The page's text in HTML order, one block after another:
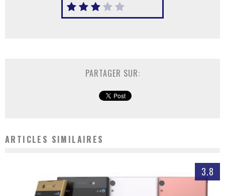
PARTAGER SUR:
ARTICLES SIMILAIRES
3.8